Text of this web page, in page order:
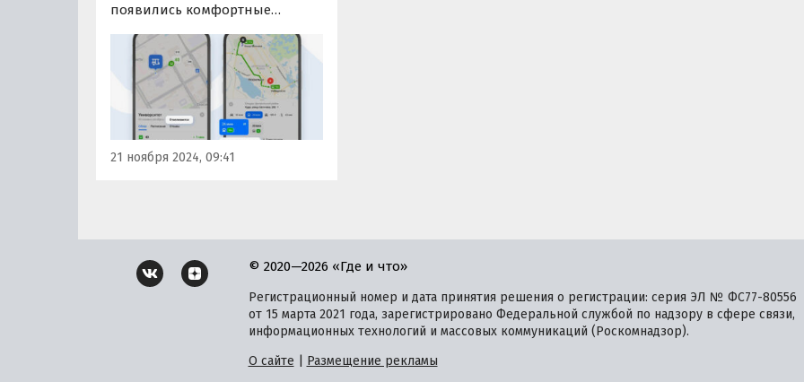
появились комфортные
для регионов с суровыми
зимами. Новая функция
учитывает отапливаемые
остановки, позволяя
пассажирам общественного
транспорта дольше оставаться
в тепле.
21 ноября 2024, 09:41
© 2020—2026 «Где и что»
Регистрационный номер и дата принятия решения о регистрации: серия ЭЛ № ФС77-80556
от 15 марта 2021 года, зарегистрировано Федеральной службой по надзору в сфере связи,
информационных технологий и массовых коммуникаций (Роскомнадзор).
О сайте
Размещение рекламы